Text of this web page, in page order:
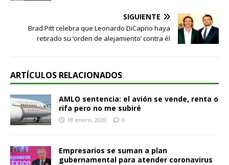
SIGUIENTE
Brad Pitt celebra que Leonardo DiCaprio haya
retirado su ‘orden de alejamiento’ contra él
ARTÍCULOS RELACIONADOS
AMLO sentencia: el avión se vende, renta o
rifa pero no me subiré
18 enero, 2020 0
Empresarios se suman a plan
gubernamental para atender coronavirus